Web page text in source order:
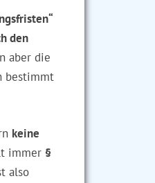
den
aber die
bestimmt
keine
immer §
also